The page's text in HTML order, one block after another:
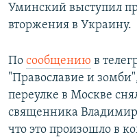
Уминский выступил
вторжения в Украину.
По сообщению в
"Православие и
переулке в Москве
священника
что это произошло в